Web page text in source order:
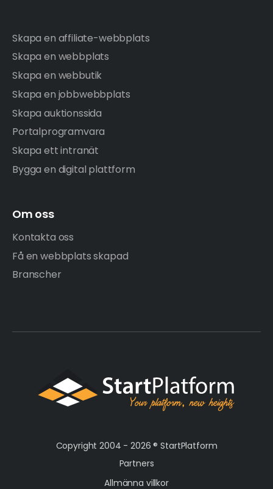
Skapa en affiliate-webbplats
Skapa en webbplats
Skapa en webbutik
Skapa en jobbwebbplats
Skapa auktionssida
Portalprogramvara
Skapa ett intranät
Bygga en digital plattform
Om oss
Kontakta oss
Få en webbplats skapad
Branscher
Copyright 2004 - 2026 ®StartPlatform
Partners
Allmänna villkor